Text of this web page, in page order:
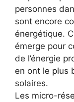
personnes
sont encore
énergétique.
émerge pour
de l’énergie
en ont‍ le plus
⁣solaires.
Les micro-